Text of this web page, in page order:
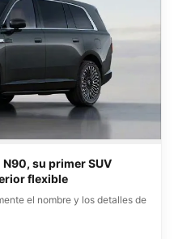
su primer SUV
flexible
el nombre y los detalles de